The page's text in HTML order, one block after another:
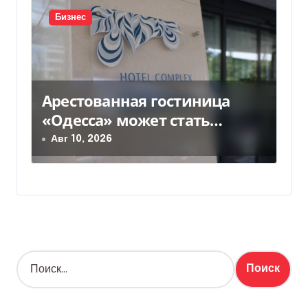
Бизнес
Арестованная гостиница
«Одесса» может стать
жильем для ВПЛ
Авг 10, 2026
Н
а